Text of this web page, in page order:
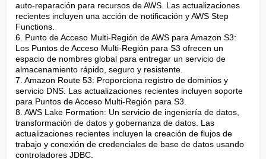
auto-reparación para recursos de AWS. Las actualizaciones
recientes incluyen una acción de notificación y AWS Step
Functions.
6. Punto de Acceso Multi-Región de AWS para Amazon S3:
Los Puntos de Acceso Multi-Región para S3 ofrecen un
espacio de nombres global para entregar un servicio de
almacenamiento rápido, seguro y resistente.
7. Amazon Route 53: Proporciona registro de dominios y
servicio DNS. Las actualizaciones recientes incluyen soporte
para Puntos de Acceso Multi-Región para S3.
8. AWS Lake Formation: Un servicio de ingeniería de datos,
transformación de datos y gobernanza de datos. Las
actualizaciones recientes incluyen la creación de flujos de
trabajo y conexión de credenciales de base de datos usando
controladores JDBC.